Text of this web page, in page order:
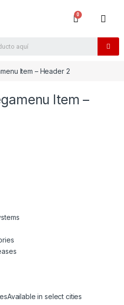
Item – Header 2
Item –
Available in select cities